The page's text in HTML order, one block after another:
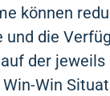
können
die
der
Win